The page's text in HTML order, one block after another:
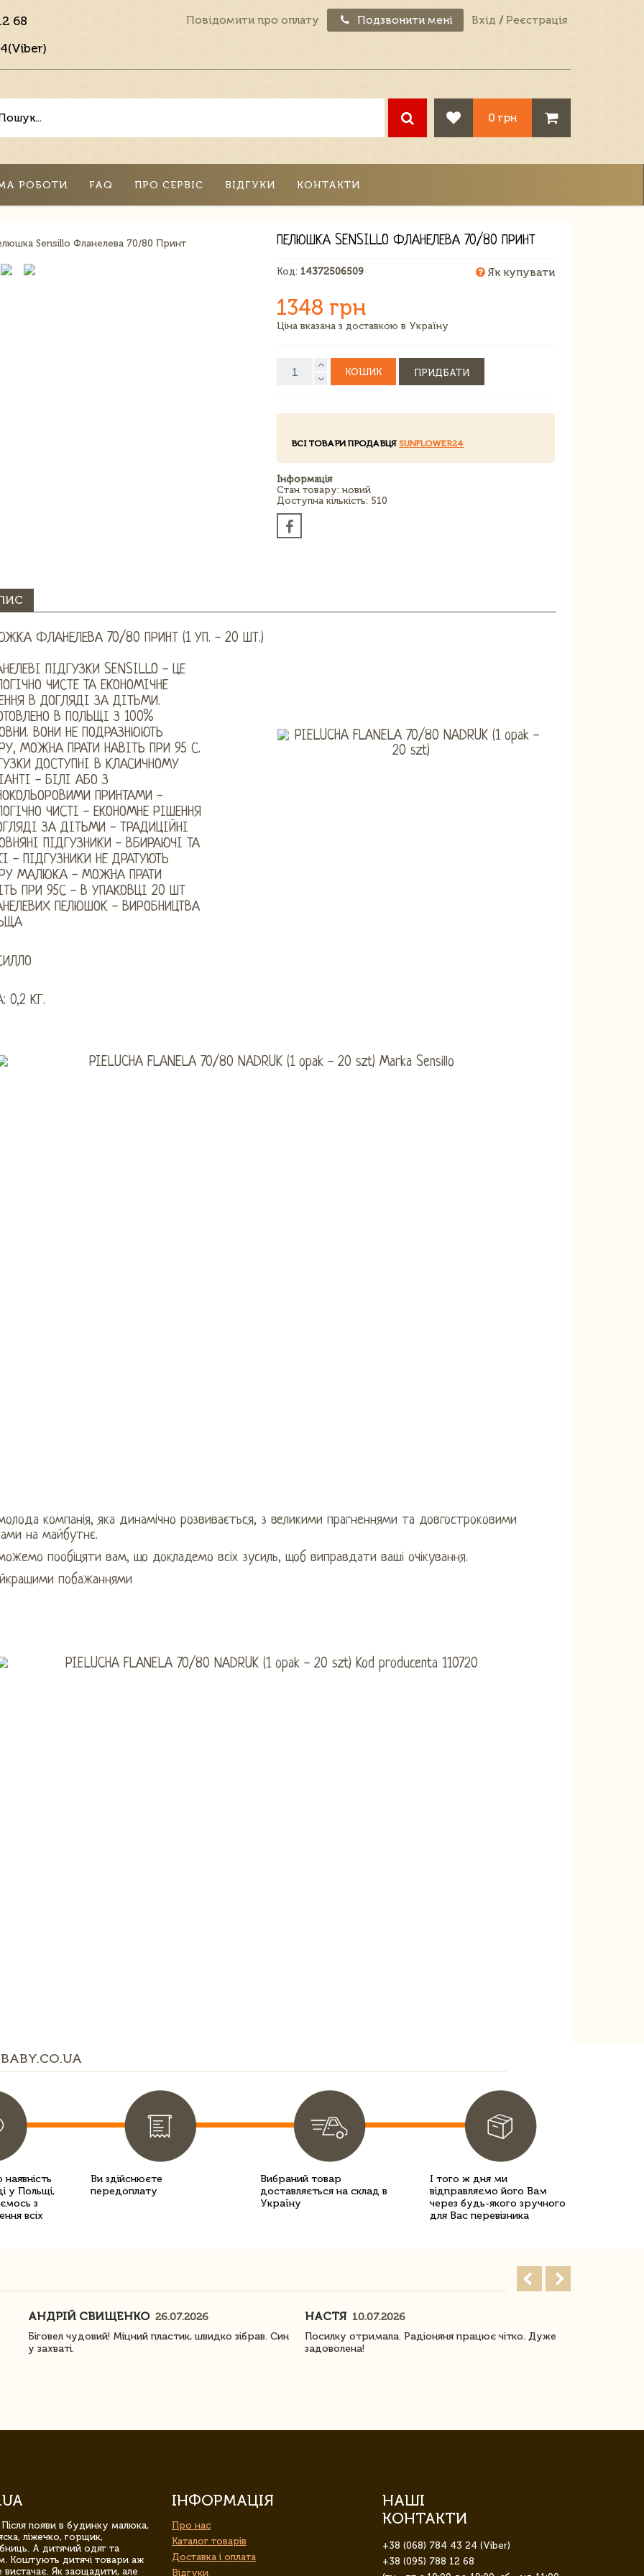
68
Повідомити про оплату Подзвонити мені Вхід / Реєстрація
0 грн
РОБОТИ FAQ ПРО СЕРВІС ВІДГУКИ КОНТАКТИ
ПЕЛЮШКА SENSILLO ФЛАНЕЛЕВА 70/80 ПРИНТ
Код: 14372506509 Як купувати
1348 грн
Ціна вказана з доставкою в Україну
КОШИК ПРИДБАТИ
ВСІ ТОВАРИ ПРОДАВЦЯSUNFLOWER24
Інформація
Стан товару: новий
Доступна кількість: 510
ФЛАНЕЛЕВА 70/80 ПРИНТ (1 УП. - 20 ШТ.)
ПІДГУЗКИ SENSILLO - ЦЕ
ЧИСТЕ ТА ЕКОНОМІЧНЕ
В ДОГЛЯДІ ЗА ДІТЬМИ.
В ПОЛЬЩІ З 100%
ВОНИ НЕ ПОДРАЗНЮЮТЬ
МОЖНА ПРАТИ НАВІТЬ ПРИ 95 С.
ДОСТУПНІ В КЛАСИЧНОМУ
- БІЛІ АБО З
ПРИНТАМИ -
ЧИСТІ - ЕКОНОМНЕ РІШЕННЯ
ЗА ДІТЬМИ - ТРАДИЦІЙНІ
ПІДГУЗНИКИ - ВБИРАЮЧІ ТА
- ПІДГУЗНИКИ НЕ ДРАТУЮТЬ
МАЛЮКА - МОЖНА ПРАТИ
ПРИ 95С - В УПАКОВЦІ 20 ШТ
ПЕЛЮШОК - ВИРОБНИЦТВА
0,2 КГ.
компанія, яка динамічно розвивається, з великими прагненнями та довгостроковими
на майбутнє.
пообіцяти вам, що докладемо всіх зусиль, щоб виправдати ваші очікування.
побажаннями
у Польщі,
з
всіх
Ви здійснюєте
передоплату
Вибраний товар
доставляється на склад в
Україну
І того ж дня ми
відправляємо його Вам
через будь-якого зручного
для Вас перевізника
АНДРІЙ СВИЩЕНКО 26.07.2026
Біговел чудовий! Міцний пластик, швидко зібрав. Син
у захваті.
НАСТЯ 10.07.2026
Посилку отримала. Радіоняня працює чітко. Дуже
задоволена!
появи в будинку малюка,
ліжечко, горщик,
А дитячий одяг та
Коштують дитячі товари аж
Як заощадити, але
ІНФОРМАЦІЯ
Про нас
Каталог товарів
Доставка і оплата
Відгуки
НАШІ
КОНТАКТИ
+38 (068) 784 43 24 (Viber)
+38 (095) 788 12 68